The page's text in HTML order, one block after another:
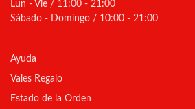
Lun - Vie / 11:00 - 21:00
Sábado - Domingo / 10:00 - 21:00
Ayuda
Vales Regalo
Estado de la Orden